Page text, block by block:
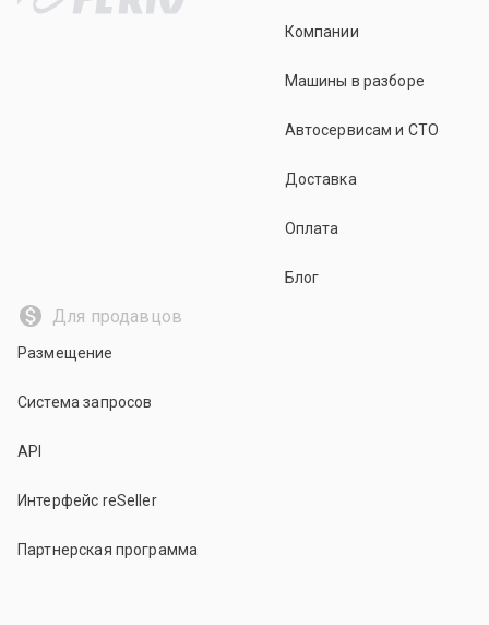
Компании
Машины в разборе
Автосервисам и СТО
Доставка
Оплата
Блог
Для продавцов
Размещение
Система запросов
API
Интерфейс reSeller
Партнерская программа